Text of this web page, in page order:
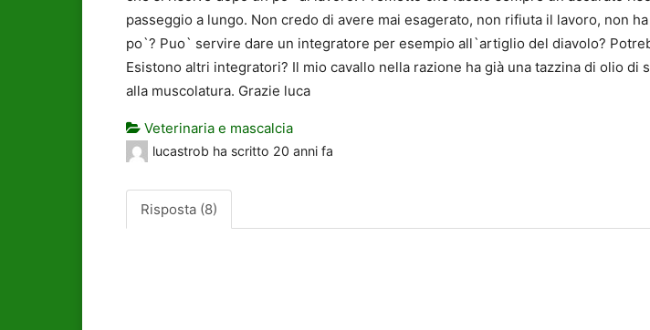
passeggio a lungo. Non credo di avere mai esagerato, non rifiuta il lavoro, non
po`? Puo` servire dare un integratore per esempio all`artiglio del diavolo?
Esistono altri integratori? Il mio cavallo nella razione ha già una tazzina di olio
alla muscolatura. Grazie luca
Veterinaria e mascalcia
lucastrob ha scritto 20 anni fa
Risposta (8)